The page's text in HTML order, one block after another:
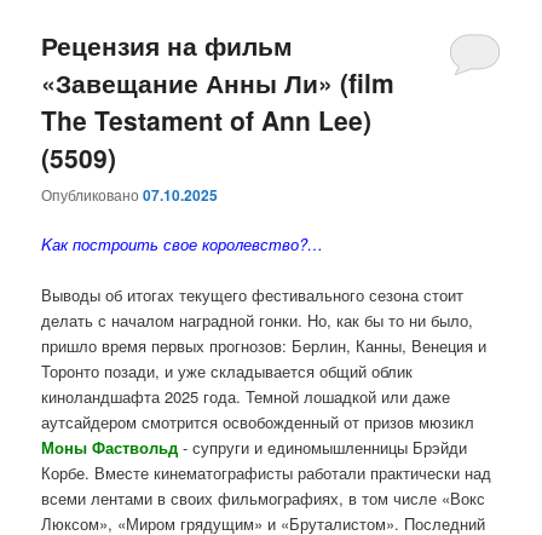
Рецензия на фильм
«Завещание Анны Ли» (film
The Testament of Ann Lee)
(5509)
Опубликовано07.10.2025
Kак построить свое королевство?…
Выводы об итогах текущего фестивального сезона стоит
делать с началом наградной гонки. Но, как бы то ни было,
пришло время первых прогнозов: Берлин, Канны, Венеция и
Торонто позади, и уже складывается общий облик
киноландшафта 2025 года. Темной лошадкой или даже
аутсайдером смотрится освобожденный от призов мюзикл
Моны Фаствольд - супруги и единомышленницы Брэйди
Корбе. Вместе кинематографисты работали практически над
всеми лентами в своих фильмографиях, в том числе «Вокс
Люксом», «Миром грядущим» и «Бруталистом». Последний